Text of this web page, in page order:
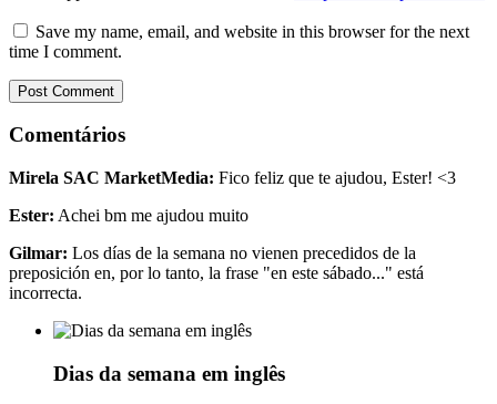
Save my name, email, and website in this browser for the next
time I comment.
Comentários
Mirela SAC MarketMedia: Fico feliz que te ajudou, Ester! <3
Ester: Achei bm me ajudou muito
Gilmar: Los días de la semana no vienen precedidos de la
preposición en, por lo tanto, la frase "en este sábado..." está
incorrecta.
Dias da semana em inglês